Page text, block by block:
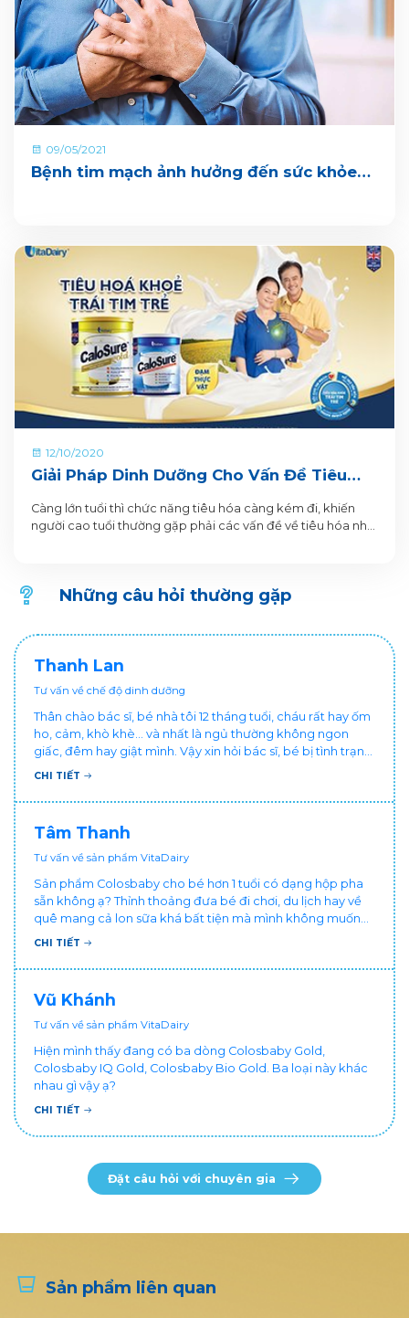
09/05/2021
Bệnh tim mạch ảnh hưởng đến sức khỏe
12/10/2020
Giải Pháp Dinh Dưỡng Cho Vấn Đề Tiêu
Càng lớn tuổi thì chức năng tiêu hóa càng kém đi, khiến
người cao tuổi thường gặp phải các vấn đề về tiêu hóa như
cuộc sống của người cao tuổi.
Những câu hỏi thường gặp
Thanh Lan
Tư vấn về chế độ dinh dưỡng
Thân chào bác sĩ, bé nhà tôi 12 tháng tuổi, cháu rất hay ốm
ho, cảm, khò khè... và nhất là ngủ thường không ngon
giấc, đêm hay giật mình. Vậy xin hỏi bác sĩ, bé bị tình trạng
vậy nên làm sao để con khỏe mạnh và ngủ ngon giấc hơn
chăm cháu hay ốm ạ?. Cảm ơn bác sĩ.
CHI TIẾT
Tâm Thanh
Tư vấn về sản phẩm VitaDairy
Sản phẩm Colosbaby cho bé hơn 1 tuổi có dạng hộp pha
sẵn không ạ? Thỉnh thoảng đưa bé đi chơi, du lịch hay về
quê mang cả lon sữa khá bất tiện mà mình không muốn
đổi cho bé dùng sữa tươi hộp khác sợ bé nạ sữa ảnh
CHI TIẾT
Vũ Khánh
Tư vấn về sản phẩm VitaDairy
Hiện mình thấy đang có ba dòng Colosbaby Gold,
Colosbaby IQ Gold, Colosbaby Bio Gold. Ba loại này khác
nhau gì vậy ạ?
CHI TIẾT
Đặt câu hỏi với chuyên gia
Sản phẩm liên quan